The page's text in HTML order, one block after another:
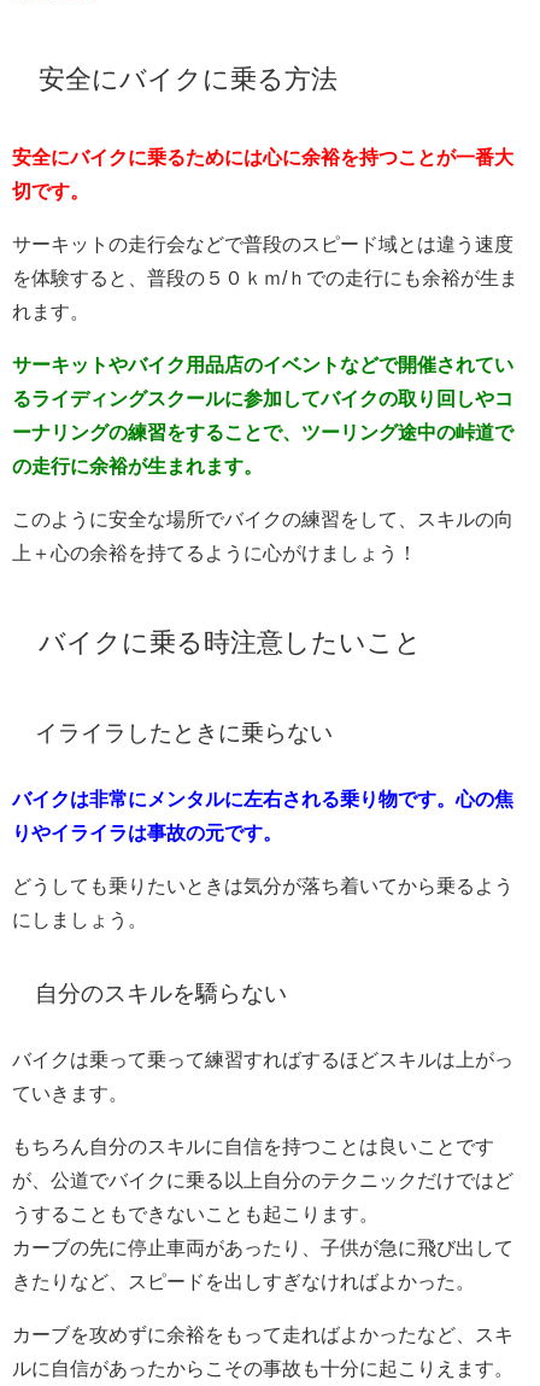
安全にバイクに乗る方法
安全にバイクに乗るためには心に余裕を持つことが一番大
切です。
サーキットの走行会などで普段のスピード域とは違う速度
を体験すると、普段の５０ｋｍ/ｈでの走行にも余裕が生ま
れます。
サーキットやバイク用品店のイベントなどで開催されてい
るライディングスクールに参加してバイクの取り回しやコ
ーナリングの練習をすることで、ツーリング途中の峠道で
の走行に余裕が生まれます。
このように安全な場所でバイクの練習をして、スキルの向
上＋心の余裕を持てるように心がけましょう！
バイクに乗る時注意したいこと
イライラしたときに乗らない
バイクは非常にメンタルに左右される乗り物です。心の焦
りやイライラは事故の元です。
どうしても乗りたいときは気分が落ち着いてから乗るよう
にしましょう。
自分のスキルを驕らない
バイクは乗って乗って練習すればするほどスキルは上がっ
ていきます。
もちろん自分のスキルに自信を持つことは良いことです
が、公道でバイクに乗る以上自分のテクニックだけではど
うすることもできないことも起こります。
カーブの先に停止車両があったり、子供が急に飛び出して
きたりなど、スピードを出しすぎなければよかった。
カーブを攻めずに余裕をもって走ればよかったなど、スキ
ルに自信があったからこその事故も十分に起こりえます。